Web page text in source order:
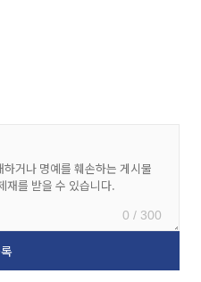
0 / 300